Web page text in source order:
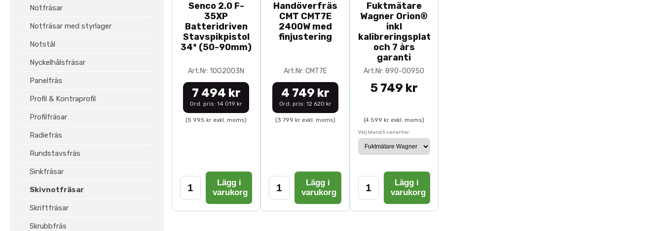
Notfräsar
Notfräsar med styrlager
Notstål
Nyckelhålsfräsar
Panelfräs
Profil & Kontraprofil
Profilfräsar
Radiefräs
Rundstavsfräs
Sinkfräsar
Skivnotfräsar
Skriftfräsar
Skrubbfräs
Senco 2.0 F-
35XP
Batteridriven
Stavspikpistol
34° (50-90mm)
Art.Nr: 10G2003N
7 494 kr
Ord. pris: 14 019 kr
(5 995 kr exkl. moms)
Lägg i
varukorg
Handöverfräs
CMT CMT7E
2400W med
finjustering
Art.Nr: CMT7E
4 749 kr
Ord. pris: 12 620 kr
(3 799 kr exkl. moms)
Lägg i
varukorg
Fuktmätare
Wagner Orion®
inkl
kalibreringsplatta
och 7 års
garanti
Art.Nr: 890-00950
5 749 kr
(4 599 kr exkl. moms)
Välj bland 5 varianter:
Lägg i
varukorg